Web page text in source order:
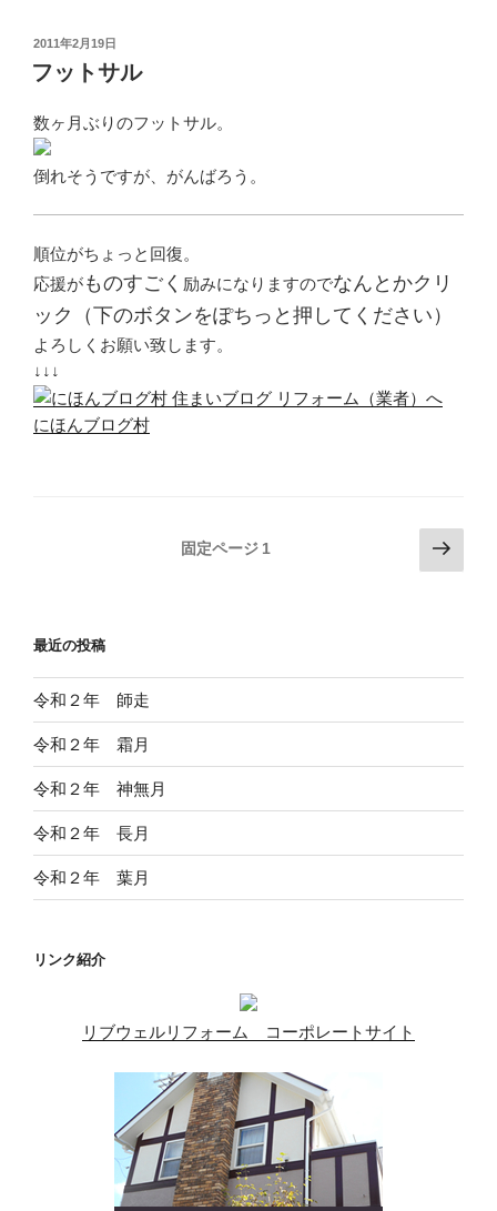
投
稿
日:
2011年2月19日
フットサル
数ヶ月ぶりのフットサル。
倒れそうですが、がんばろう。
順位がちょっと回復。
応援がものすごく 励みになりますのでなんとかクリ
ック（下のボタンをぽちっと押してください）
よろしくお願い致します。
↓↓↓
にほんブログ村
ペ
ジ
送
り
固定ページ 1
次
の
最近の投稿
令和２年 師走
令和２年 霜月
令和２年 神無月
令和２年 長月
令和２年 葉月
リンク紹介
リブウェルリフォーム コーポレートサイト